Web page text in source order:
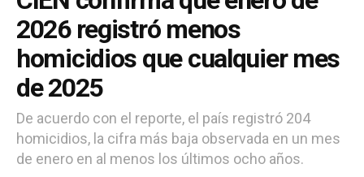
2026 registró menos
homicidios que cualquier mes
de 2025
De acuerdo con el reporte, el país registró 204
homicidios, la cifra más baja observada en un mes
de enero en al menos los últimos ocho años.